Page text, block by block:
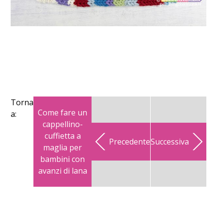
Torna
a:
Come fare un
cappellino-
cuffietta a
maglia per
bambini con
avanzi di lana
PrecedenteSuccessiva